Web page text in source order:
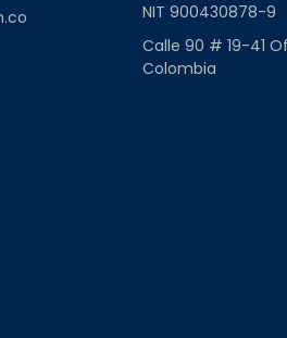
NIT 900430878-9
Calle 90 # 19-41
Colombia